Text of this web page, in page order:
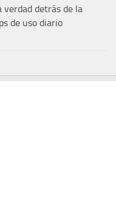
verdad detrás de la
de uso diario